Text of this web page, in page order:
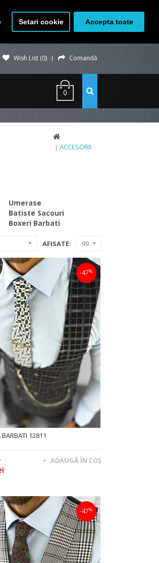
Setari cookie Accepta toate
Wish List (0) Comandă
0
ACCESORII
Umerase
Batiste Sacouri
Boxeri Barbati
AFISATE: 99
-47%
BARBATI 12811
ADAUGĂ ÎN COŞ
-47%